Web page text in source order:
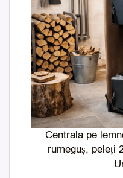
Centrala pe
rumeguș, peleți